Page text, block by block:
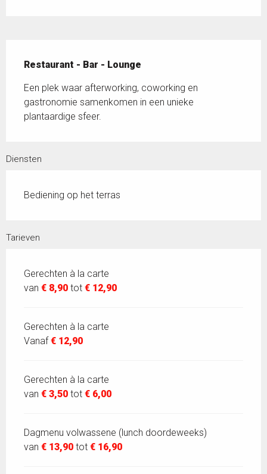
Restaurant - Bar - Lounge
Een plek waar afterworking, coworking en
gastronomie samenkomen in een unieke
plantaardige sfeer.
Diensten
Bediening op het terras
Tarieven
Gerechten à la carte
van € 8,90 tot € 12,90
Gerechten à la carte
Vanaf€ 12,90
Gerechten à la carte
van € 3,50 tot € 6,00
Dagmenu volwassene (lunch doordeweeks)
van € 13,90 tot € 16,90